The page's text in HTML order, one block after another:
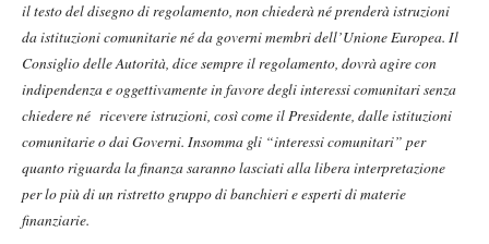
il testo del disegno di regolamento, non chiederà né prenderà istruzioni
da istituzioni comunitarie né da governi membri dell’Unione Europea. Il
Consiglio delle Autorità, dice sempre il regolamento, dovrà agire con
indipendenza e oggettivamente in favore degli interessi comunitari senza
chiedere né ricevere istruzioni, così come il Presidente, dalle istituzioni
comunitarie o dai Governi. Insomma gli “interessi comunitari” per
quanto riguarda la finanza saranno lasciati alla libera interpretazione
per lo più di un ristretto gruppo di banchieri e esperti di materie
finanziarie.